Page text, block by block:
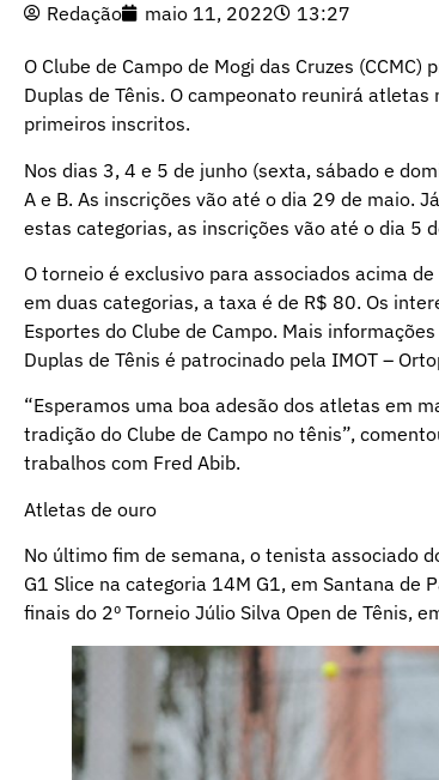
Redação maio 11, 2022 13:27
O Clube de Campo de Mogi das Cruzes
Duplas de Tênis. O campeonato reunirá
primeiros inscritos.
Nos dias 3, 4 e 5 de junho (sexta, sábado e
A e B. As inscrições vão até o dia 29 de maio.
estas categorias, as inscrições vão até o dia 5
O torneio é exclusivo para associados acima
em duas categorias, a taxa é de R$ 80. Os
Esportes do Clube de Campo. Mais
Duplas de Tênis é patrocinado pela IMOT –
“Esperamos uma boa adesão dos atletas em
tradição do Clube de Campo no tênis”,
trabalhos com Fred Abib.
Atletas de ouro
No último fim de semana, o tenista associado
G1 Slice na categoria 14M G1, em Santana de
finais do 2º Torneio Júlio Silva Open de Tênis,